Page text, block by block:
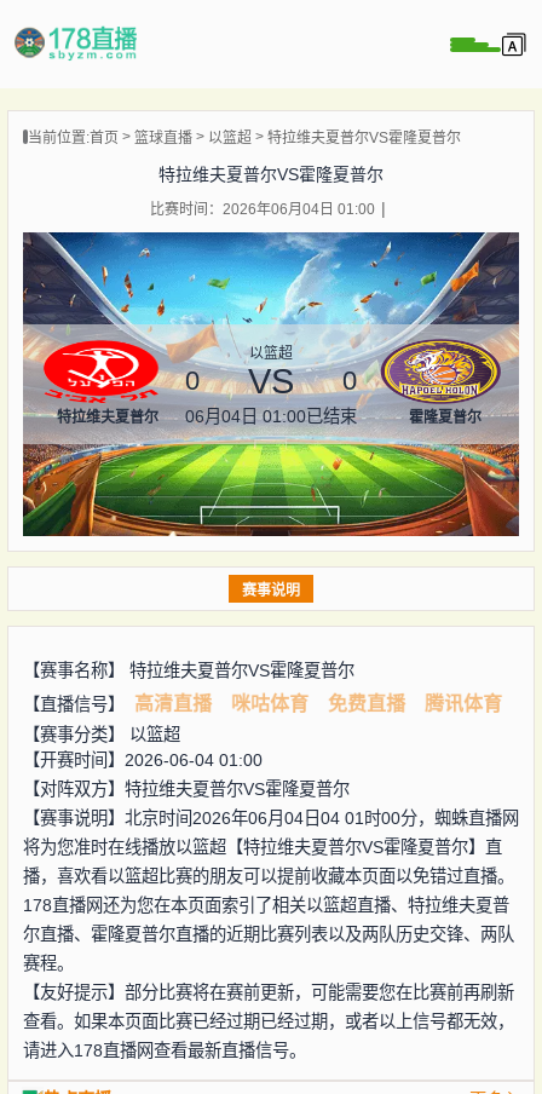
当前位置:首页 篮球直播 以篮超 特拉维夫夏普尔VS霍隆夏普尔
特拉维夫夏普尔VS霍隆夏普尔
比赛时间：2026年06月04日 01:00
特拉维夫夏普尔
以篮超
0 VS 0
06月04日 01:00已结束 霍隆夏普尔
赛事说明
【赛事名称】 特拉维夫夏普尔VS霍隆夏普尔
【直播信号】
高清直播 咪咕体育 免费直播 腾讯体育
【赛事分类】 以篮超
【开赛时间】2026-06-04 01:00
【对阵双方】 特拉维夫夏普尔VS霍隆夏普尔
【赛事说明】北京时间2026年06月04日04 01时00分，蜘蛛直播网
将为您准时在线播放以篮超【特拉维夫夏普尔VS霍隆夏普尔】直
播，喜欢看以篮超比赛的朋友可以提前收藏本页面以免错过直播。
178直播网还为您在本页面索引了相关以篮超直播、特拉维夫夏普
尔直播、霍隆夏普尔直播的近期比赛列表以及两队历史交锋、两队
赛程。
【友好提示】部分比赛将在赛前更新，可能需要您在比赛前再刷新
查看。如果本页面比赛已经过期已经过期，或者以上信号都无效，
请进入178直播网查看最新直播信号。